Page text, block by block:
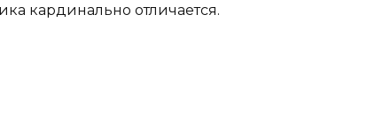
кардинально отличается.